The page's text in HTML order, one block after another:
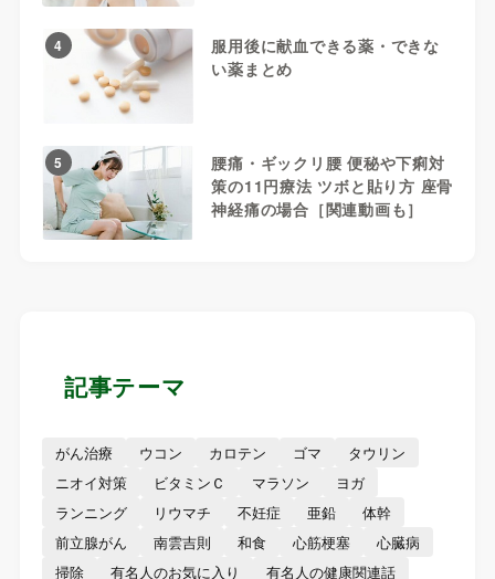
4
服用後に献血できる薬・できな
い薬まとめ
5
腰痛・ギックリ腰 便秘や下痢対
策の11円療法 ツボと貼り方 座骨
神経痛の場合［関連動画も］
記事テーマ
がん治療 ウコン カロテン ゴマ
タウリン
ニオイ対策
ビタミンＣ マラソン
ヨガ
ランニング
リウマチ 不妊症 亜鉛
体幹
前立腺がん
南雲吉則 和食 心筋梗塞
心臓病
掃除
有名人のお気に入り
有名人の健康関連話